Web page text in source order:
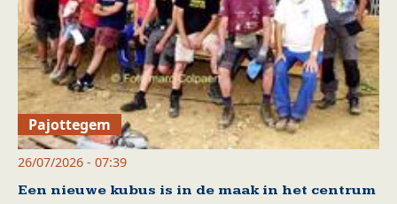
Pajottegem
26/07/2026 - 07:39
Een nieuwe kubus is in de maak in het centrum